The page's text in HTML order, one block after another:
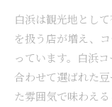
白浜は観光地とし
を扱う店が増え、
っています。白浜
合わせて選ばれた
た雰囲気で味わえ